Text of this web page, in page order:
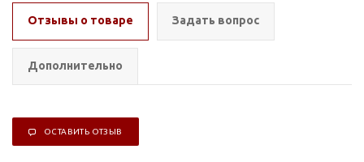
Отзывы о товаре Задать вопрос
Дополнительно
ОСТАВИТЬ ОТЗЫВ